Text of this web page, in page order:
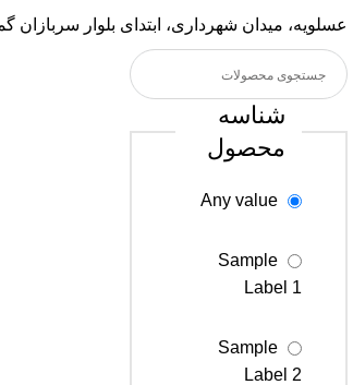
عسلویه، میدان شهرداری، ابتدای بلوار
شناسه
محصول
Sample
Label 1
Sample
Label 2